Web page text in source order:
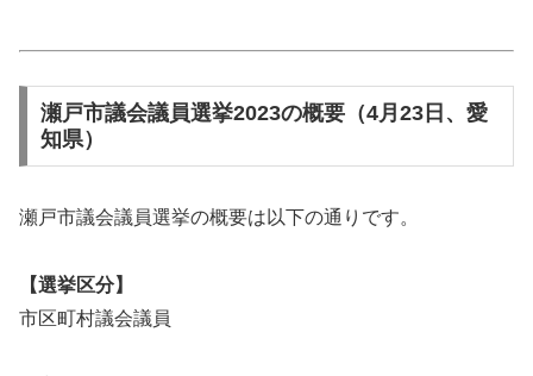
瀬戸市議会議員選挙2023の概要（4月23日、愛
知県）
瀬戸市議会議員選挙の概要は以下の通りです。
【選挙区分】
市区町村議会議員